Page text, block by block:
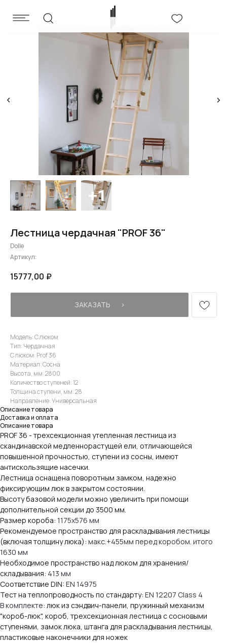
Лестница чердачная "PROF 36"
Dolle
Артикул:
15777,00 ₽
ЗАКАЗАТЬ⠀⠀›
Модель: С люком
Тип: Чердачная
С люком: Prof 36
Материал: Сосна
Высота, мм: 2800
Количество ступеней: 12
Толщина ступени, мм: 28
Направление: Универсальная
Описание товара
Доставка и оплата
Описание товара
PROF 36 - трехсекционная утепленная лестница из
скандинавской медленнорастущей ели, отличающейся
повышенной прочностью, ступени из сосны, имеют
антискользящие насечки.
Лестница оснащена поворотным замком, надежно
фиксирующим люк в закрытом состоянии.
Высоту базовой модели можно увеличить при помощи
дополнительной секции до 3500 мм.
Размер короба: 1175х576 мм
Рекомендуемое пространство для раскладывания лестницы
(включая толщину люка): макс.+455мм перед коробом. итого
1630 мм
Необходимое пространство над люком для хранения/
складывания: 413 мм
Соответствие DIN: EN 14975
Тест на теплопроводность по стандарту: EN 12207 Class 4
В комплекте: люк из сэндвич-панели, пружинный механизм
"короб-люк", короб, трехсекционная лестница с сосновыми
ступенями, замок люка, штанга для раскладывания лестницы,
пластиковые наконечники для ножек